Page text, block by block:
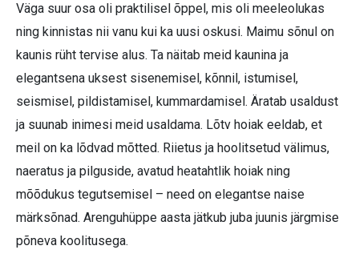
Väga suur osa oli praktilisel õppel, mis oli meeleolukas
ning kinnistas nii vanu kui ka uusi oskusi. Maimu sõnul on
kaunis rüht tervise alus. Ta näitab meid kaunina ja
elegantsena uksest sisenemisel, kõnnil, istumisel,
seismisel, pildistamisel, kummardamisel. Äratab usaldust
ja suunab inimesi meid usaldama. Lõtv hoiak eeldab, et
meil on ka lõdvad mõtted. Riietus ja hoolitsetud välimus,
naeratus ja pilguside, avatud heatahtlik hoiak ning
mõõdukus tegutsemisel – need on elegantse naise
märksõnad. Arenguhüppe aasta jätkub juba juunis järgmise
põneva koolitusega.